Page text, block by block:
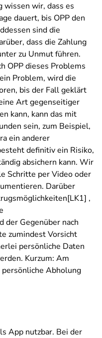
wissen wir, dass es
dauert, bis OPP den
sind die
dass die Zahlung
zu Unmut führen.
OPP dieses Problems
Problem, wird die
bis der Fall geklärt
Art gegenseitiger
kann, kann das mit
sein, zum Beispiel,
ein anderer
definitiv ein Risiko,
absichern kann. Wir
Schritte per Video oder
Darüber
,
der Gegenüber nach
zumindest Vorsicht
persönliche Daten
Kurzum: Am
Abholung
App nutzbar. Bei der